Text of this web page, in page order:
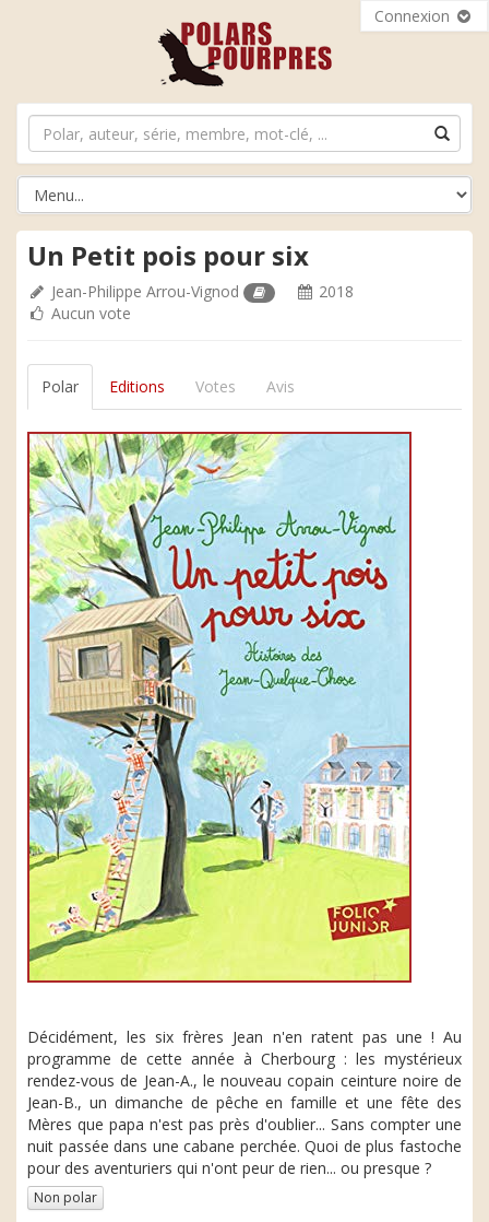
Connexion
Un Petit pois pour six
Jean-Philippe Arrou-Vignod
2018
Aucun vote
Polar Editions Votes Avis
Décidément, les six frères Jean n'en ratent pas une ! Au
programme de cette année à Cherbourg : les mystérieux
rendez-vous de Jean-A., le nouveau copain ceinture noire de
Jean-B., un dimanche de pêche en famille et une fête des
Mères que papa n'est pas près d'oublier... Sans compter une
nuit passée dans une cabane perchée. Quoi de plus fastoche
pour des aventuriers qui n'ont peur de rien... ou presque ?
Non polar